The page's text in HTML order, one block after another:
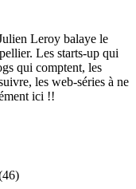
Leroy balaye le
Les starts-up qui
qui comptent, les
les web-séries à ne
ici !!